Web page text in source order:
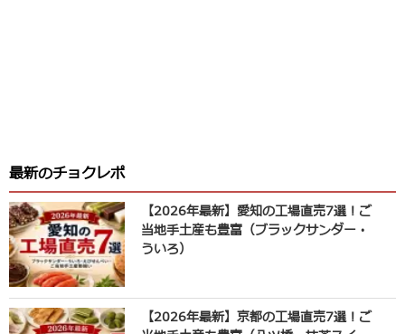
最新のチョクレポ
【2026年最新】愛知の工場直売7選！ご
当地手土産も豊富（ブラックサンダー・
ういろ）
【2026年最新】京都の工場直売7選！ご